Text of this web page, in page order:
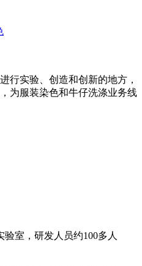
行实验、创造和创新的地方，
为服装染色和牛仔洗涤业务线
室，研发人员约100多人